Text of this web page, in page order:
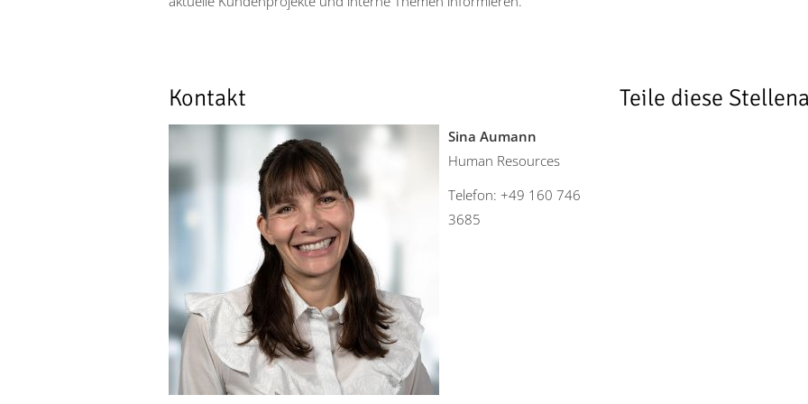
Kontakt
Sina Aumann
Human Resources
Telefon: +49 160 746
3685
Teile diese